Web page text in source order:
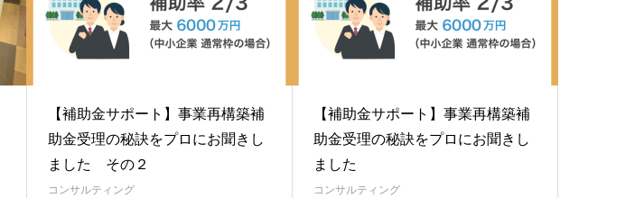
【補助金サポート】事業再構築補
助金受理の秘訣をプロにお聞きし
ました その２
コンサルティング
【補助金サポート】事業再構築補
助金受理の秘訣をプロにお聞きし
ました
コンサルティング